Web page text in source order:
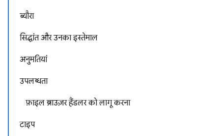
ब्यौरा
सिद्धांत और उनका इस्तेमाल
अनुमतियां
उपलब्धता
फ़ाइल ब्राउज़र हैंडलर को लागू करना
टाइप